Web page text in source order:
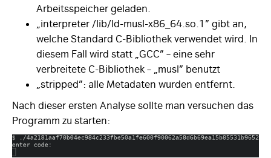
Arbeitsspeicher geladen.
„interpreter /lib/ld-musl-x86_64.so.1” gibt an,
welche Standard C-Bibliothek verwendet wird. In
diesem Fall wird statt „GCC” – eine sehr
verbreitete C-Bibliothek – „musl” benutzt
„stripped”: alle Metadaten wurden entfernt.
Nach dieser ersten Analyse sollte man versuchen das
Programm zu starten: